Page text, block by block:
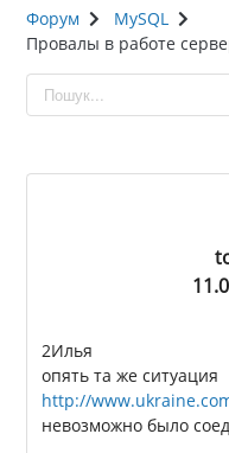
Форум
MySQL
Провалы в работе
2Илья
опять та же ситуация
http://
невозможно было